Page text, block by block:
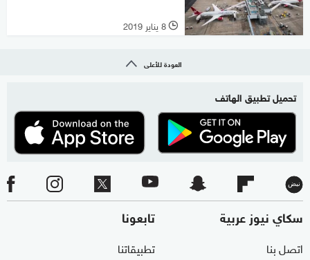
l 8 يناير 2019
العودة للأعلى
تحميل تطبيق الهاتف
سكاي نيوز عربية
اتصل بنا
تابعونا
تطبيقاتنا